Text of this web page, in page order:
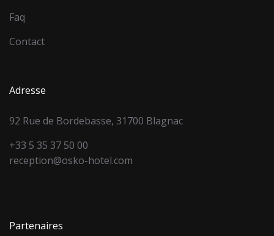
Faq
Contact
Adresse
92 Rue de Bordebasse, 31700 Blagnac
+33 5 35 37 50 00
reception@osko-hotel.com
Partenaires